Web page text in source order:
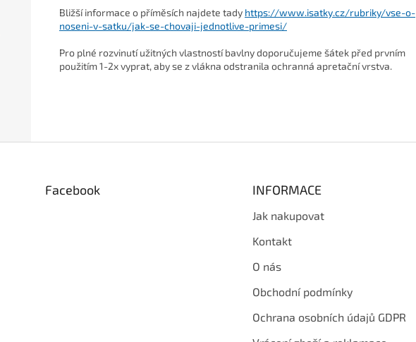
Bližší informace o příměsích najdete tady https://www.isatky.cz/rubriky/vse-o-
noseni-v-satku/jak-se-chovaji-jednotlive-primesi/
Pro plné rozvinutí užitných vlastností bavlny doporučujeme šátek před prvním
použitím 1-2x vyprat, aby se z vlákna odstranila ochranná apretační vrstva.
Facebook INFORMACE
Jak nakupovat
Kontakt
O nás
Obchodní podmínky
Ochrana osobních údajů GDPR